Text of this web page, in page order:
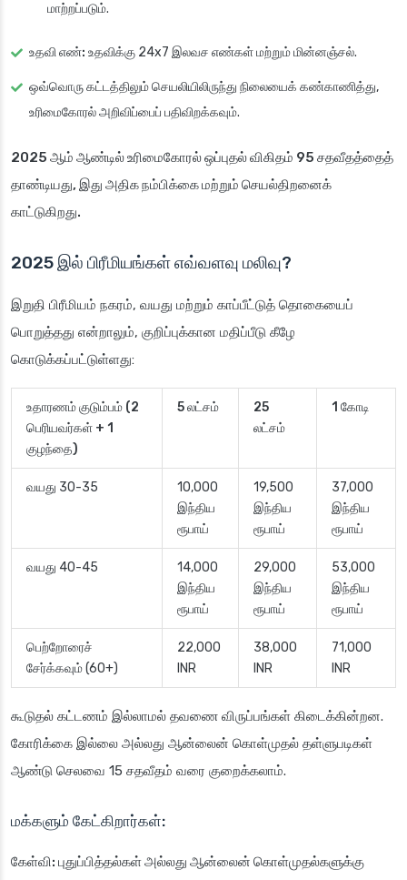
மாற்றப்படும்.
உதவி எண்: உதவிக்கு 24x7 இலவச எண்கள் மற்றும் மின்னஞ்சல்.
ஒவ்வொரு கட்டத்திலும் செயலியிலிருந்து நிலையைக் கண்காணித்து,
உரிமைகோரல் அறிவிப்பைப் பதிவிறக்கவும்.
2025 ஆம் ஆண்டில் உரிமைகோரல் ஒப்புதல் விகிதம் 95 சதவீதத்தைத்
தாண்டியது, இது அதிக நம்பிக்கை மற்றும் செயல்திறனைக்
காட்டுகிறது.
2025 இல் பிரீமியங்கள் எவ்வளவு மலிவு?
இறுதி பிரீமியம் நகரம், வயது மற்றும் காப்பீட்டுத் தொகையைப்
பொறுத்தது என்றாலும், குறிப்புக்கான மதிப்பீடு கீழே
கொடுக்கப்பட்டுள்ளது:
உதாரணம் குடும்பம் (2
பெரியவர்கள் + 1
குழந்தை)
5 லட்சம்
25
லட்சம்
1 கோடி
வயது 30-35
10,000
இந்திய
ரூபாய்
19,500
இந்திய
ரூபாய்
37,000
இந்திய
ரூபாய்
வயது 40-45
14,000
இந்திய
ரூபாய்
29,000
இந்திய
ரூபாய்
53,000
இந்திய
ரூபாய்
பெற்றோரைச்
சேர்க்கவும் (60+)
22,000
INR
38,000
INR
71,000
INR
கூடுதல் கட்டணம் இல்லாமல் தவணை விருப்பங்கள் கிடைக்கின்றன.
கோரிக்கை இல்லை அல்லது ஆன்லைன் கொள்முதல் தள்ளுபடிகள்
ஆண்டு செலவை 15 சதவீதம் வரை குறைக்கலாம்.
மக்களும் கேட்கிறார்கள்:
கேள்வி: புதுப்பித்தல்கள் அல்லது ஆன்லைன் கொள்முதல்களுக்கு